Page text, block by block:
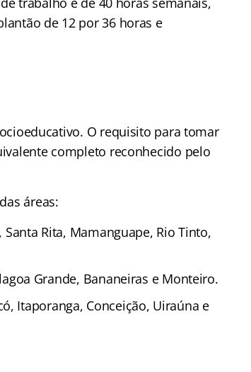
de 12 por 36 horas e
O requisito para tomar
completo reconhecido pelo
áreas:
Santa Rita, Mamanguape, Rio Tinto,
Grande, Bananeiras e Monteiro.
Itaporanga, Conceição, Uiraúna e